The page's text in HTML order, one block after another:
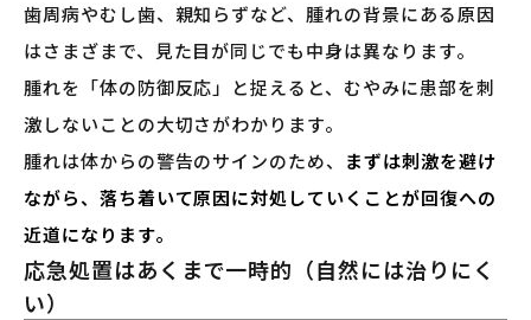
歯周病やむし歯、親知らずなど、腫れの背景にある原因
はさまざまで、見た目が同じでも中身は異なります。
腫れを「体の防御反応」と捉えると、むやみに患部を刺
激しないことの大切さがわかります。
腫れは体からの警告のサインのため、 まずは刺激を避け
ながら、落ち着いて原因に対処していくことが回復への
近道になります。
応急処置はあくまで一時的（自然には治りにく
い）